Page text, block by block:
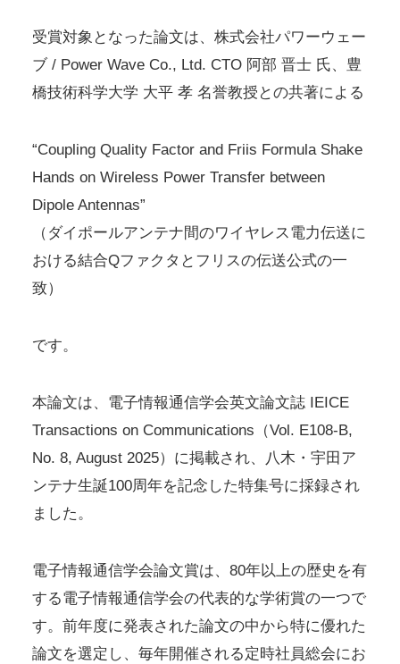
受賞対象となった論文は、株式会社パワーウェー
ブ / Power Wave Co., Ltd. CTO 阿部 晋士 氏、豊
橋技術科学大学 大平 孝 名誉教授との共著による
“Coupling Quality Factor and Friis Formula Shake
Hands on Wireless Power Transfer between
Dipole Antennas”
（ダイポールアンテナ間のワイヤレス電力伝送に
おける結合Qファクタとフリスの伝送公式の一
致）
です。
本論文は、電子情報通信学会英文論文誌 IEICE
Transactions on Communications（Vol. E108-B,
No. 8, August 2025）に掲載され、八木・宇田ア
ンテナ生誕100周年を記念した特集号に採録され
ました。
電子情報通信学会論文賞は、80年以上の歴史を有
する電子情報通信学会の代表的な学術賞の一つで
す。前年度に発表された論文の中から特に優れた
論文を選定し、毎年開催される定時社員総会にお